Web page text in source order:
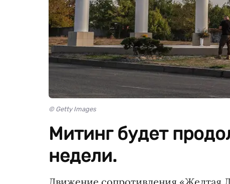
© Getty Images
Митинг будет
недели.